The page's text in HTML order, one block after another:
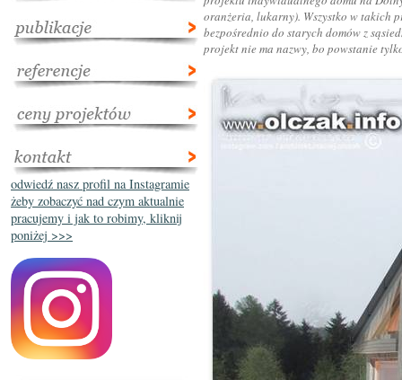
odwiedź nasz profil na Instagramie
żeby zobaczyć nad czym aktualnie
pracujemy i jak to robimy, kliknij
poniżej >>>
oranżeria, lukarny). Wszystko w takich
bezpośrednio do starych domów z
projekt nie ma nazwy, bo powstanie